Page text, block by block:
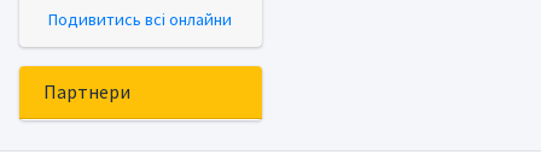
Подивитись всі онлайни
Партнери